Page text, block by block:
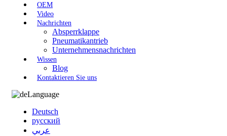
OEM
Video
Nachrichten
Absperrklappe
Pneumatikantrieb
Unternehmensnachrichten
Wissen
Blog
Kontaktieren Sie uns
Language
Deutsch
русский
عربي